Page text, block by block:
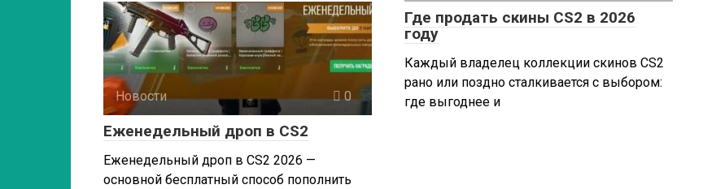
Новости 0
Еженедельный дроп в CS2
Еженедельный дроп в CS2 2026 —
основной бесплатный способ пополнить
Где продать скины CS2 в 2026
году
Каждый владелец коллекции скинов CS2
рано или поздно сталкивается с выбором:
где выгоднее и